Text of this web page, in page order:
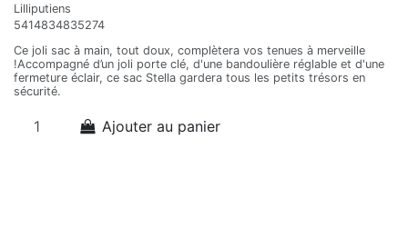
Lilliputiens
5414834835274
Ce joli sac à main, tout doux, complètera vos tenues à merveille
!Accompagné d’un joli porte clé, d'une bandoulière réglable et d'une
fermeture éclair, ce sac Stella gardera tous les petits trésors en
sécurité.
Ajouter au panier